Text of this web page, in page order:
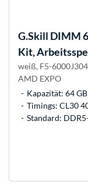
G.Skill DIMM
Kit,
weiß, F5-
AMD EXPO
Kapazität: 64
Timings: CL30
Standard: